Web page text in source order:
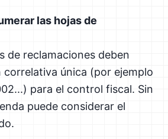
las hojas de
de reclamaciones deben
correlativa única (por ejemplo
para el control fiscal. Sin
puede considerar el